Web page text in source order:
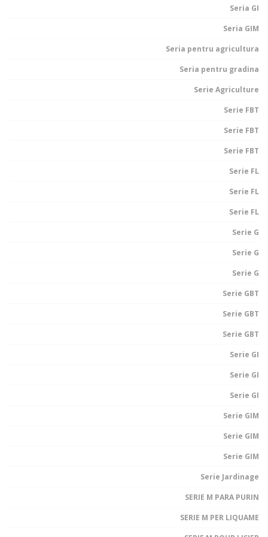
Seria GI
Seria GIM
Seria pentru agricultura
Seria pentru gradina
Serie Agriculture
Serie FBT
Serie FBT
Serie FBT
Serie FL
Serie FL
Serie FL
Serie G
Serie G
Serie G
Serie GBT
Serie GBT
Serie GBT
Serie GI
Serie GI
Serie GI
Serie GIM
Serie GIM
Serie GIM
Serie Jardinage
SERIE M PARA PURIN
SERIE M PER LIQUAME